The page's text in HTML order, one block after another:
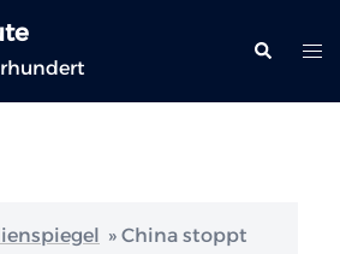
Suche
» China stoppt